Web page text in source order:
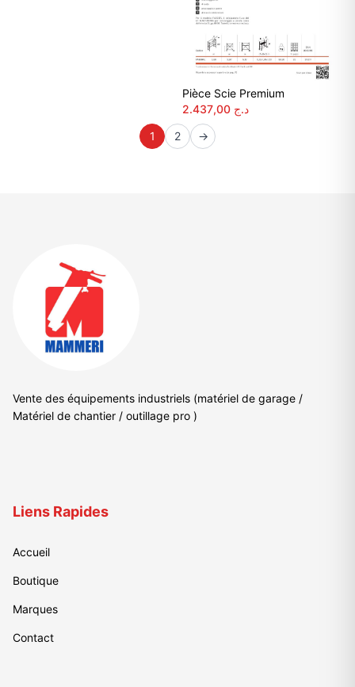
Pièce Scie Premium
د.ج
1
2 →
Vente des équipements industriels (matériel de garage /
Matériel de chantier / outillage pro )
Liens Rapides
Accueil
Boutique
Marques
Contact